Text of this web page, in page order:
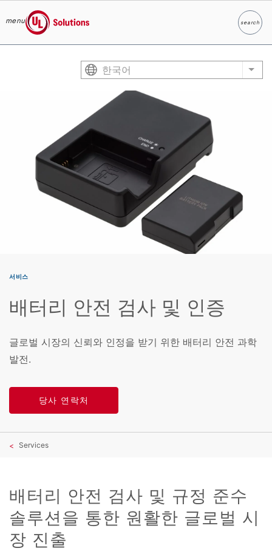
menu
UL Solutions
search
찾다
한국어 List
서비스
배터리 안전 검사 및 인증
글로벌 시장의 신뢰와 인정을 받기 위한 배터리 안전 과학
발전.
당사 연락처
Services
배터리 안전 검사 및 규정 준수
솔루션을 통한 원활한 글로벌 시
장 진출